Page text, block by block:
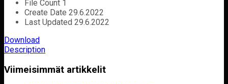
File Count 1
Create Date 29.6.2022
Last Updated 29.6.2022
Download
Description
Viimeisimmät artikkelit